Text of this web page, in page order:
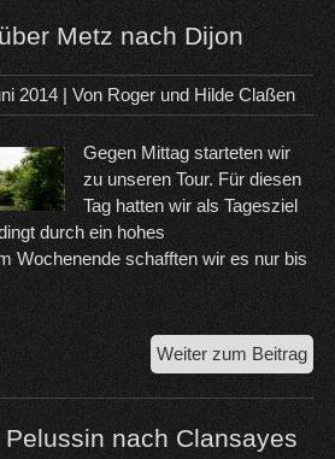
Metz nach Dijon
2014| Von Roger und Hilde Claßen
Gegen Mittag starteten wir
zu unseren Tour. Für diesen
Tag hatten wir als Tagesziel
durch ein hohes
Wochenende schafften wir es nur bis
Weiter zum Beitrag
nach Clansayes